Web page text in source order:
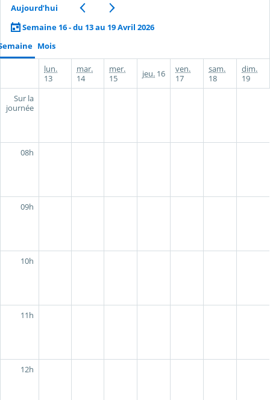
Aujourd’hui
Semaine 16 - du 13 au 19 Avril 2026
Mois
lun.
13
mar.
14
mer.
15
jeu. 16
ven.
17
sam.
18
dim.
19
Sur la
journée
08h
09h
10h
11h
12h